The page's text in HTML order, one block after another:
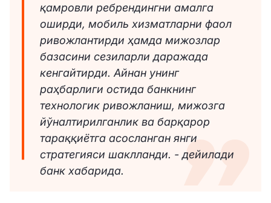
қамровли ребрендингни амалга
оширди, мобиль хизматларни фаол
ривожлантирди ҳамда мижозлар
базасини сезиларли даражада
кенгайтирди. Айнан унинг
раҳбарлиги остида банкнинг
технологик ривожланиш, мижозга
йўналтирилганлик ва барқарор
тараққиётга асосланган янги
стратегияси шаклланди. - дейилади
банк хабарида.